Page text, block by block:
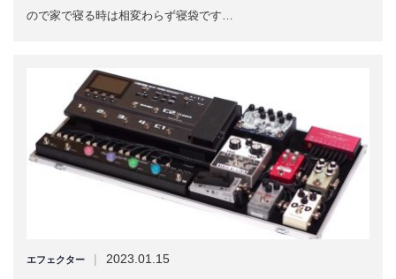
ので家で寝る時は相変わらず寝袋です…
エフェクター | 2023.01.15